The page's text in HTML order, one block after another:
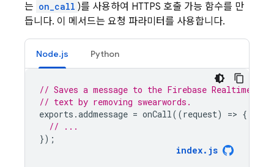
는 on_call )를 사용하여 HTTPS 호출 가능 함수를 만
듭니다. 이 메서드는 요청 파라미터를 사용합니다.
Node.js Python
// Saves a message to the Firebase Realtime
// text by removing swearwords.
exports .addmessage = onCall((request) => {
// ...
});
index. js